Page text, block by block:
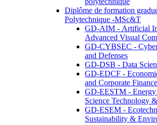
Diplôme de formation
Polytechnique -MSc&T
GD-AIM - Artificial
Advanced Visual
GD-CYBSEC -
and Defenses
GD-DSB - Data
GD-EDCF -
and Corporate Finance
GD-EESTM -
Science Technology
GD-ESEM -
Sustainability &